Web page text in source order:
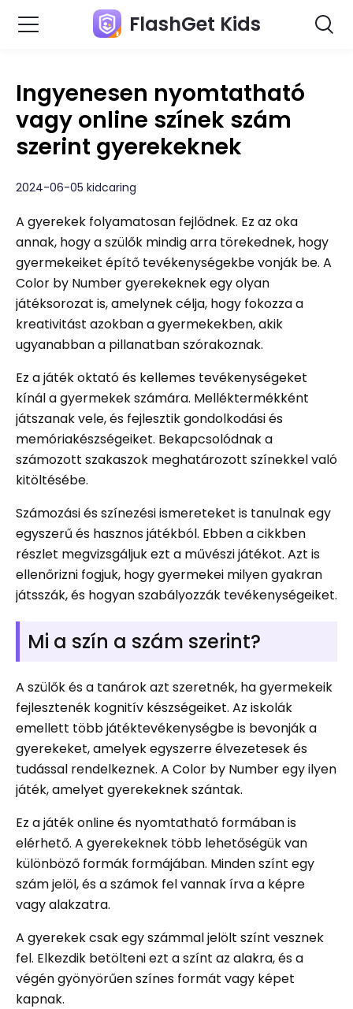
FlashGet Kids
Ingyenesen nyomtatható
vagy online színek szám
szerint gyerekeknek
2024-06-05 kidcaring
A gyerekek folyamatosan fejlődnek. Ez az oka
annak, hogy a szülők mindig arra törekednek, hogy
gyermekeiket építő tevékenységekbe vonják be. A
Color by Number gyerekeknek egy olyan
játéksorozat is, amelynek célja, hogy fokozza a
kreativitást azokban a gyermekekben, akik
ugyanabban a pillanatban szórakoznak.
Ez a játék oktató és kellemes tevékenységeket
kínál a gyermekek számára. Melléktermékként
játszanak vele, és fejlesztik gondolkodási és
memóriakészségeiket. Bekapcsolódnak a
számozott szakaszok meghatározott színekkel való
kitöltésébe.
Számozási és színezési ismereteket is tanulnak egy
egyszerű és hasznos játékból. Ebben a cikkben
részlet megvizsgáljuk ezt a művészi játékot. Azt is
ellenőrizni fogjuk, hogy gyermekei milyen gyakran
játsszák, és hogyan szabályozzák tevékenységeiket.
Mi a szín a szám szerint?
A szülők és a tanárok azt szeretnék, ha gyermekeik
fejlesztenék kognitív készségeiket. Az iskolák
emellett több játéktevékenységbe is bevonják a
gyerekeket, amelyek egyszerre élvezetesek és
tudással rendelkeznek. A Color by Number egy ilyen
játék, amelyet gyerekeknek szántak.
Ez a játék online és nyomtatható formában is
elérhető. A gyerekeknek több lehetőségük van
különböző formák formájában. Minden színt egy
szám jelöl, és a számok fel vannak írva a képre
vagy alakzatra.
A gyerekek csak egy számmal jelölt színt vesznek
fel. Elkezdik betölteni ezt a színt az alakra, és a
végén gyönyörűen színes formát vagy képet
kapnak.